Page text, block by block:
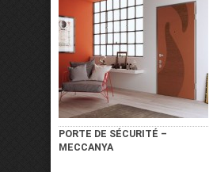
PORTE DE SÉCURITÉ –
MECCANYA